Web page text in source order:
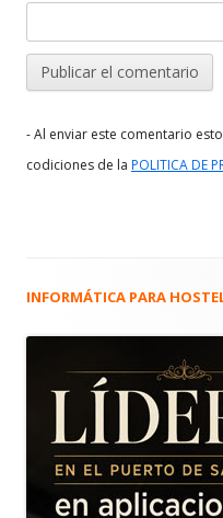
- Al enviar este comentario
codiciones de la POLITICA DE
Barra
principal
INFORMÁTICA PARA